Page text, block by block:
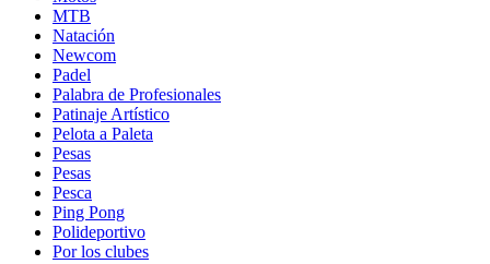
MTB
Natación
Newcom
Padel
Palabra de Profesionales
Patinaje Artístico
Pelota a Paleta
Pesas
Pesas
Pesca
Ping Pong
Polideportivo
Por los clubes